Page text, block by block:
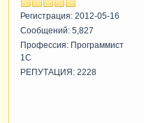
Регистрация: 2012-05-16
Сообщений: 5,827
Профессия: Программист
1С
РЕПУТАЦИЯ: 2228